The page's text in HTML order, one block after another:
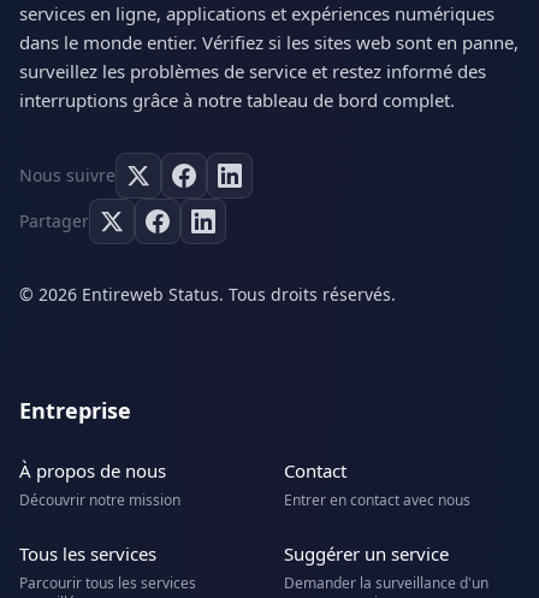
services en ligne, applications et expériences numériques
dans le monde entier. Vérifiez si les sites web sont en panne,
surveillez les problèmes de service et restez informé des
interruptions grâce à notre tableau de bord complet.
Nous suivre
Partager
© 2026 Entireweb Status. Tous droits réservés.
Entreprise
À propos de nous
Découvrir notre mission
Contact
Entrer en contact avec nous
Tous les services
Parcourir tous les services
Suggérer un service
Demander la surveillance d'un